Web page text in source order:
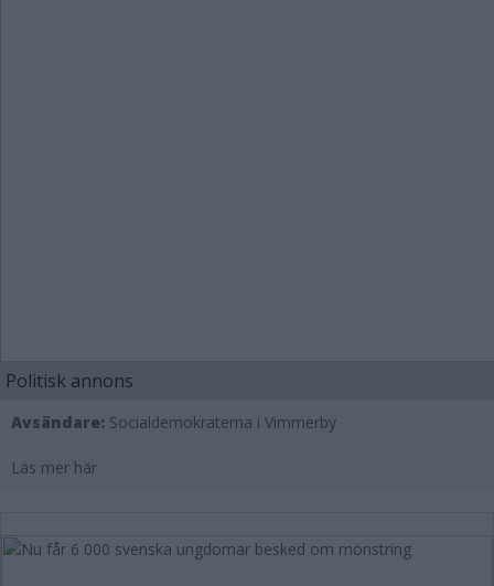
Politisk annons
Avsändare: Socialdemokraterna i Vimmerby
Läs mer här